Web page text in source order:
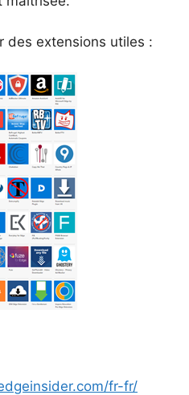
des extensions utiles :
fr-fr/